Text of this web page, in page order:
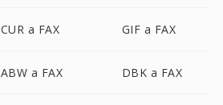
CUR a FAX GIF a FAX
ABW a FAX DBK a FAX